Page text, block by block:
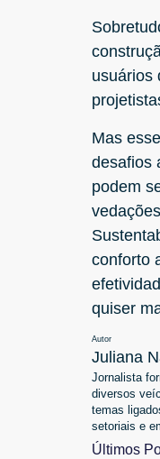
usuários
Mas
desafios
podem
conforto
quiser
Autor
Juliana
Jornalista
diversos
temas
setoriais e
Últimos